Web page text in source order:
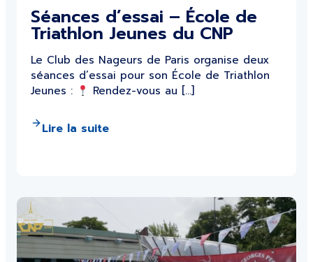
Séances d’essai – École de
Triathlon Jeunes du CNP
Le Club des Nageurs de Paris organise deux
séances d’essai pour son École de Triathlon
Jeunes :
Rendez-vous au […]
Lire la suite